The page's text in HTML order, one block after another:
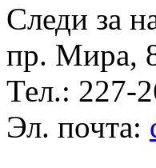
Следи за
пр. Мира,
Тел.: 227-
Эл. почта: